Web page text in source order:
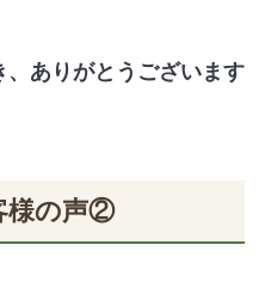
、ありがとうございます
様の声②